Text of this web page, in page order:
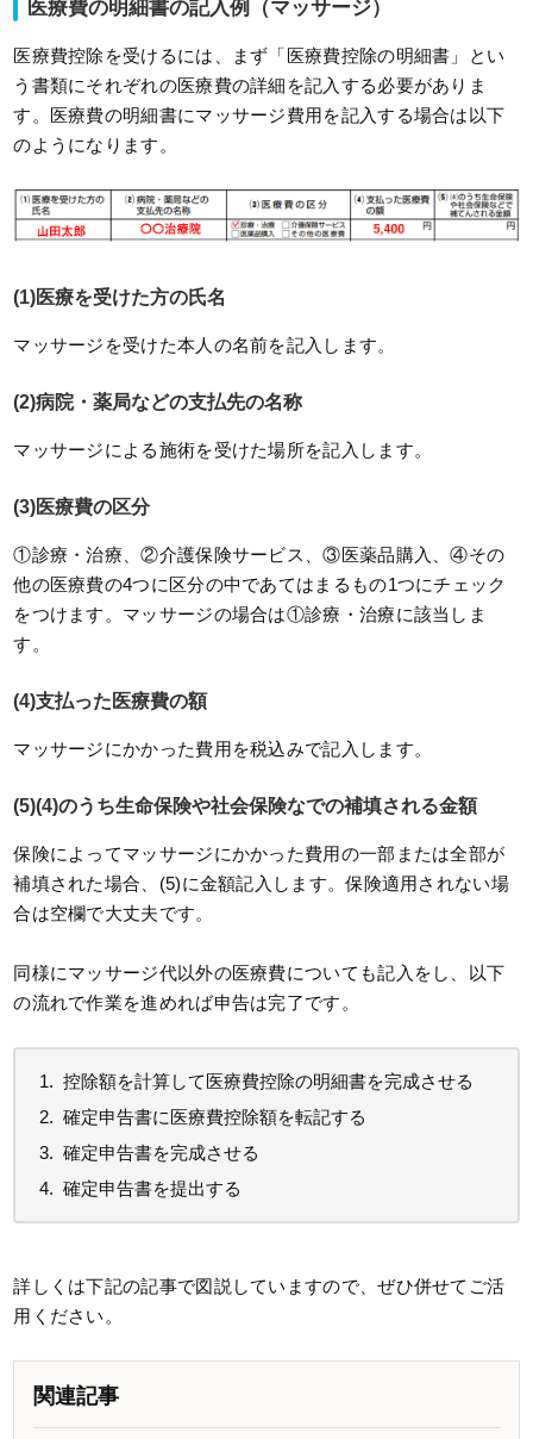
医療費の明細書の記入例（マッサージ）
医療費控除を受けるには、まず「医療費控除の明細書」とい
う書類にそれぞれの医療費の詳細を記入する必要がありま
す。医療費の明細書にマッサージ費用を記入する場合は以下
のようになります。
(1)医療を受けた方の氏名
マッサージを受けた本人の名前を記入します。
(2)病院・薬局などの支払先の名称
マッサージによる施術を受けた場所を記入します。
(3)医療費の区分
①診療・治療、②介護保険サービス、③医薬品購入、④その
他の医療費の4つに区分の中であてはまるもの1つにチェック
をつけます。マッサージの場合は①診療・治療に該当しま
す。
(4)支払った医療費の額
マッサージにかかった費用を税込みで記入します。
(5)(4)のうち生命保険や社会保険なでの補填される金額
保険によってマッサージにかかった費用の一部または全部が
補填された場合、(5)に金額記入します。保険適用されない場
合は空欄で大丈夫です。
同様にマッサージ代以外の医療費についても記入をし、以下
の流れで作業を進めれば申告は完了です。
控除額を計算して医療費控除の明細書を完成させる
確定申告書に医療費控除額を転記する
確定申告書を完成させる
確定申告書を提出する
詳しくは下記の記事で図説していますので、ぜひ併せてご活
用ください。
関連記事